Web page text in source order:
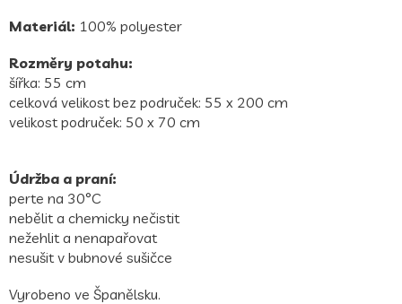
Materiál: 100% polyester
Rozměry potahu:
šířka: 55 cm
celková velikost bez područek: 55 x 200 cm
velikost područek: 50 x 70 cm
Údržba a praní:
perte na 30°C
nebělit a chemicky nečistit
nežehlit a nenapařovat
nesušit v bubnové sušičce
Vyrobeno ve Španělsku.